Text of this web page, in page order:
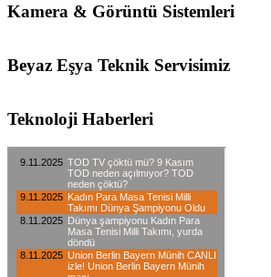
Kamera & Görüntü Sistemleri
Beyaz Eşya Teknik Servisimiz
Teknoloji Haberleri